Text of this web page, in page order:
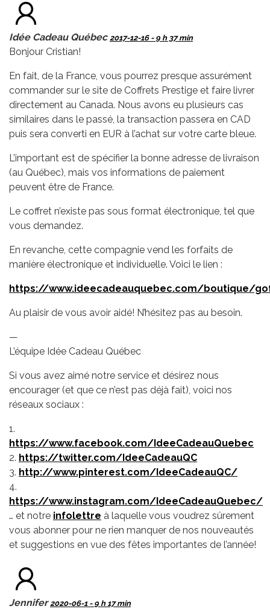
Idée Cadeau Québec 2017-12-16 - 9 h 37 min
Bonjour Cristian!
En fait, de la France, vous pourrez presque assurément
commander sur le site de Coffrets Prestige et faire livrer
directement au Canada. Nous avons eu plusieurs cas
similaires dans le passé, la transaction passera en CAD
puis sera converti en EUR à l’achat sur votre carte bleue.
L’important est de spécifier la bonne adresse de livraison
(au Québec), mais vos informations de paiement
peuvent être de France.
Le coffret n’existe pas sous format électronique, tel que
vous demandez.
En revanche, cette compagnie vend les forfaits de
manière électronique et individuelle. Voici le lien :
https://www.ideecadeauquebec.com/boutique/
Au plaisir de vous avoir aidé! N’hésitez pas au besoin.
—
L’équipe Idée Cadeau Québec
Si vous avez aimé notre service et désirez nous
encourager (et que ce n’est pas déjà fait), voici nos
réseaux sociaux :
1.
https://www.facebook.com/IdeeCadeauQuebec
2. https://twitter.com/IdeeCadeauQC
3. http://www.pinterest.com/IdeeCadeauQC/
4.
https://www.instagram.com/IdeeCadeauQuebec/
… et notre infolettre à laquelle vous voudrez sûrement
vous abonner pour ne rien manquer de nos nouveautés
et suggestions en vue des fêtes importantes de l’année!
Jennifer 2020-06-1 - 9 h 17 min